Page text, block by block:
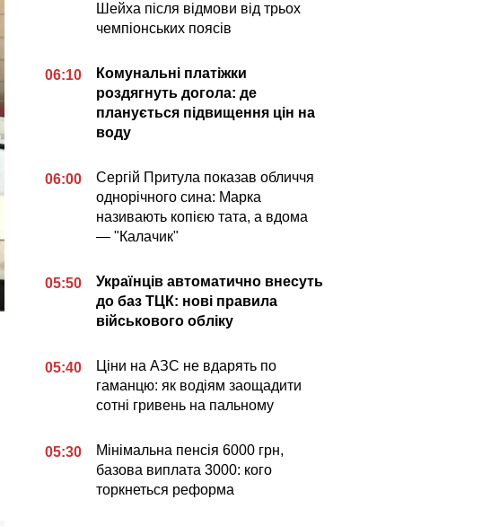
Шейха після відмови від трьох
чемпіонських поясів
06:10
Комунальні платіжки
роздягнуть догола: де
планується підвищення цін на
воду
06:00
Сергій Притула показав обличчя
однорічного сина: Марка
називають копією тата, а вдома
— "Калачик"
05:50
Українців автоматично внесуть
до баз ТЦК: нові правила
військового обліку
05:40
Ціни на АЗС не вдарять по
гаманцю: як водіям заощадити
сотні гривень на пальному
05:30
Мінімальна пенсія 6000 грн,
базова виплата 3000: кого
торкнеться реформа